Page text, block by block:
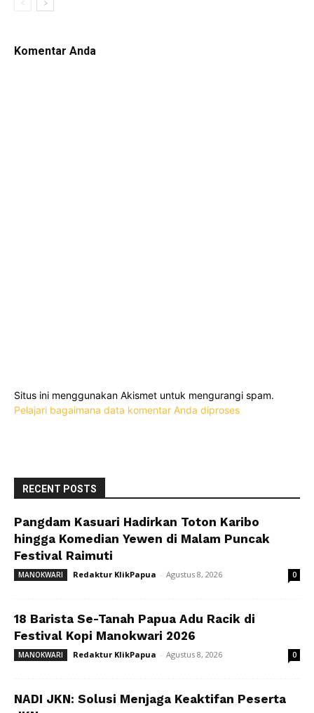
Komentar Anda
Situs ini menggunakan Akismet untuk mengurangi spam.
Pelajari bagaimana data komentar Anda diproses
RECENT POSTS
Pangdam Kasuari Hadirkan Toton Karibo
hingga Komedian Yewen di Malam Puncak
Festival Raimuti
MANOKWARI Redaktur KlikPapua - Agustus 8, 2026 0
18 Barista Se-Tanah Papua Adu Racik di
Festival Kopi Manokwari 2026
MANOKWARI Redaktur KlikPapua - Agustus 8, 2026 0
NADI JKN: Solusi Menjaga Keaktifan Peserta